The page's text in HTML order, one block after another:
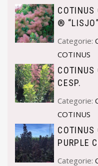
COTINUS
®
Categorie:
COTINUS
COTINUS
CESP.
Categorie:
COTINUS
COTINUS
PURPLE
Categorie: